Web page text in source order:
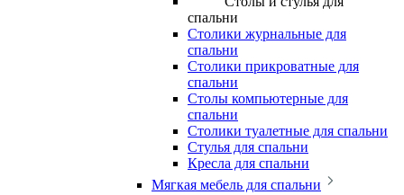
спальни
Столики журнальные для
спальни
Столики прикроватные для
спальни
Столы компьютерные для
спальни
Столики туалетные для спальни
Стулья для спальни
Кресла для спальни
Мягкая мебель для спальни